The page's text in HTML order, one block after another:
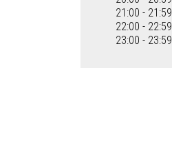
21:00 - 21:59
22:00 - 22:59
23:00 - 23:59